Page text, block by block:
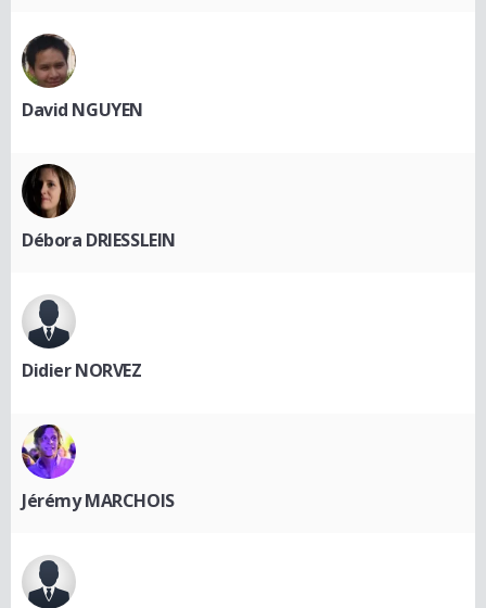
David NGUYEN
Débora DRIESSLEIN
Didier NORVEZ
Jérémy MARCHOIS